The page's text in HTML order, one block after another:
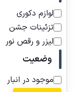
لوازم دکوری
تزئینات جشن
لیزر و رقص نور
وضعیت
موجود در انبار